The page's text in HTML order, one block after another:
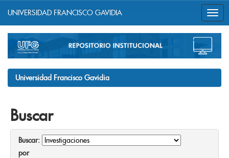
navigation
UNIVERSIDAD FRANCISCO GAVIDIA
Universidad Francisco Gavidia
Buscar
Buscar:
por